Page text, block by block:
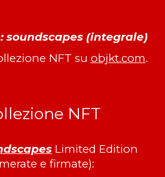
soundscapes (integrale)
NFT su objkt.com.
NFT
Limited Edition
e firmate):